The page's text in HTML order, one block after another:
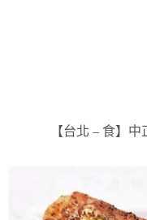
【台北 – 食】